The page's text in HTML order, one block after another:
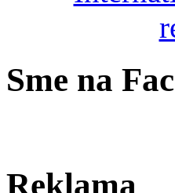
Sme na
Reklama